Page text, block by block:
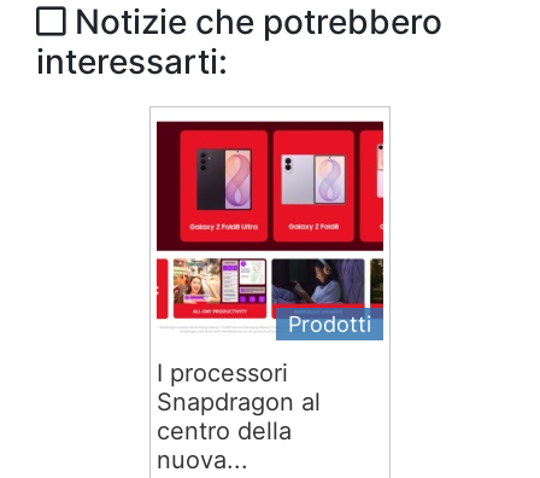
Notizie che potrebbero
interessarti:
Prodotti
I processori
Snapdragon al
centro della
nuova...